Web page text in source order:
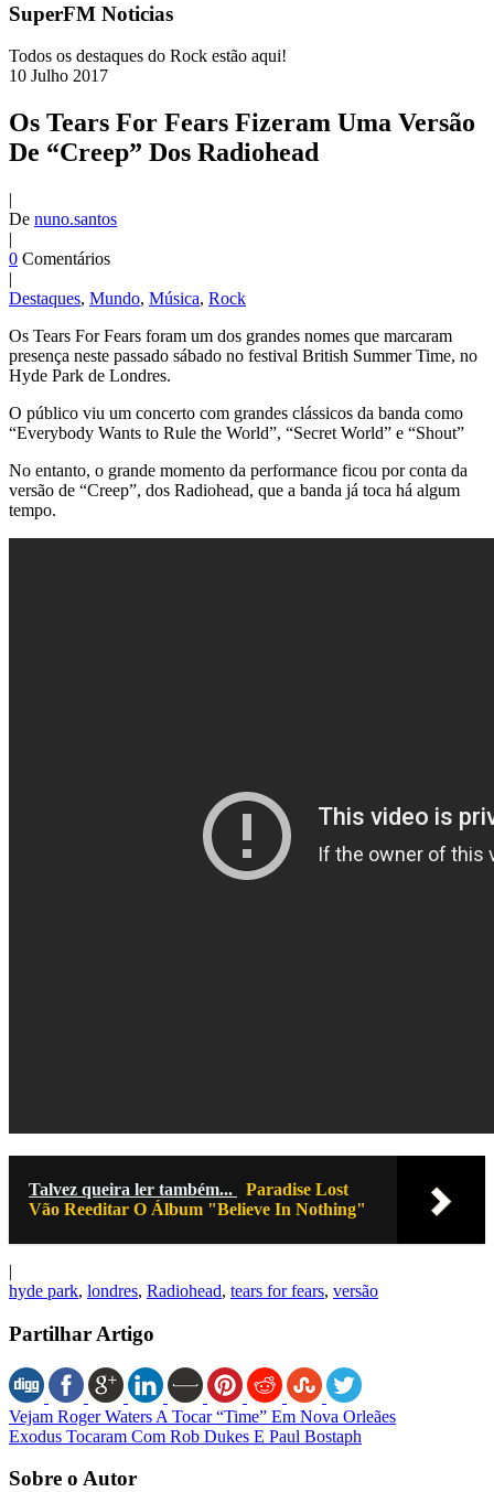
SuperFM Noticias
Todos os destaques do Rock estão aqui!
10 Julho 2017
Os Tears For Fears Fizeram Uma Versão
De “Creep” Dos Radiohead
|
De nuno.santos
|
0 Comentários
|
Destaques, Mundo, Música, Rock
Os Tears For Fears foram um dos grandes nomes que marcaram
presença neste passado sábado no festival British Summer Time, no
Hyde Park de Londres.
O público viu um concerto com grandes clássicos da banda como
“Everybody Wants to Rule the World”, “Secret World” e “Shout”
No entanto, o grande momento da performance ficou por conta da
versão de “Creep”, dos Radiohead, que a banda já toca há algum
tempo.
Talvez queira ler também...
Paradise Lost
Vão Reeditar O Álbum "Believe In Nothing"
|
hyde park, londres, Radiohead, tears for fears, versão
Partilhar Artigo
Vejam Roger Waters A Tocar “Time” Em Nova Orleães
Exodus Tocaram Com Rob Dukes E Paul Bostaph
Sobre o Autor